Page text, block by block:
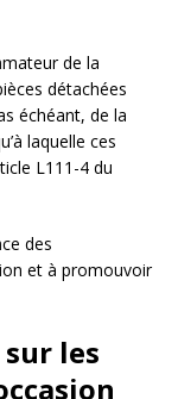
de la
détachées
échéant, de la
laquelle ces
L111-4 du
des
et à promouvoir
les